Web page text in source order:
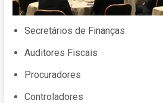
Secretários de Finanças
Auditores Fiscais
Procuradores
Controladores